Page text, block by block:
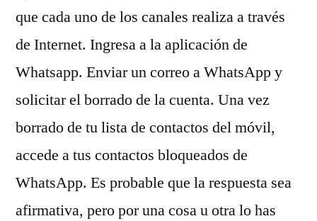
que cada uno de los canales realiza a través
de Internet. Ingresa a la aplicación de
Whatsapp. Enviar un correo a WhatsApp y
solicitar el borrado de la cuenta. Una vez
borrado de tu lista de contactos del móvil,
accede a tus contactos bloqueados de
WhatsApp. Es probable que la respuesta sea
afirmativa, pero por una cosa u otra lo has